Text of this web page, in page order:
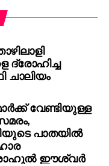
ബാക്കി
ചോദ്യം
റിതേഷ്
സുധി
ശ്രീകാന്ത് മുരളി,
പ്രധാന
ദ്രോഹിച്ച
ചാലിയം
വേണ്ടിയുള്ള
പാതയില്‍
ഈശ്വര്‍